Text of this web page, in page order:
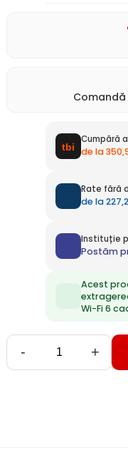
Comandă
Cumpără
de la
Rate fără
de la
Instituție
Postăm
Acest
Wi-Fi 6
- +